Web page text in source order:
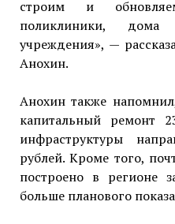
строим и
поликлиники,
учреждения», —
Анохин.
Анохин также
капитальный ремонт
инфраструктуры
рублей. Кроме того,
построено в регионе
больше планового